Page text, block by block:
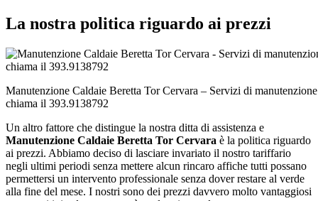
La nostra politica riguardo ai prezzi
Manutenzione Caldaie Beretta Tor Cervara – Servizi di
chiama il 393.9138792
Un altro fattore che distingue la nostra ditta di assistenza e
Manutenzione Caldaie Beretta Tor Cervara è la politica riguardo
ai prezzi. Abbiamo deciso di lasciare invariato il nostro tariffario
negli ultimi periodi senza mettere alcun rincaro affiche tutti possano
permettersi un intervento professionale senza dover restare al verde
alla fine del mese. I nostri sono dei prezzi davvero molto vantaggiosi